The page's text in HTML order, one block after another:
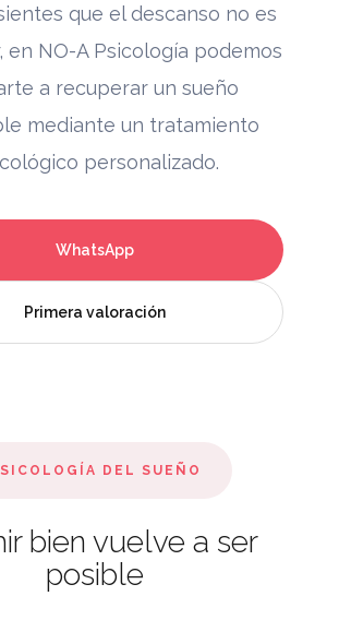
que el descanso no es
en NO-A Psicología podemos
a recuperar un sueño
mediante un tratamiento
personalizado.
WhatsApp
Primera valoración
DEL SUEÑO
bien vuelve a ser
posible